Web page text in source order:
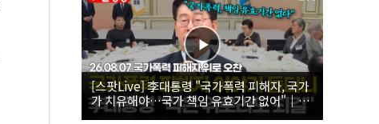
[스팟Live] 李대통령 "국가폭력 피해자, 국가
가 치유해야…국가 책임 유효기간 없어"｜
26.08.07 국가폭력 피해자 위로 오찬